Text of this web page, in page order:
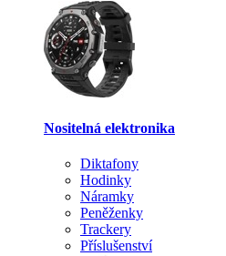
Nositelná elektronika
Diktafony
Hodinky
Náramky
Peněženky
Trackery
Příslušenství